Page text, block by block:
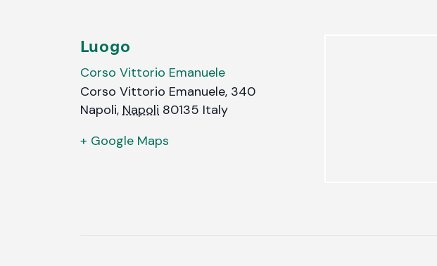
Luogo
Corso Vittorio Emanuele
Corso Vittorio Emanuele, 340
Napoli, Napoli 80135 Italy
+ Google Maps